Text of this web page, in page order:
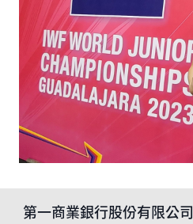
第一商業銀行股份有限公司